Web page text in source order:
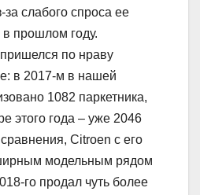
слабого спроса ее
прошлом году.
по нраву
в 2017-м в нашей
1082 паркетника,
этого года – уже 2046
Citroen с его
модельным рядом
го продал чуть более